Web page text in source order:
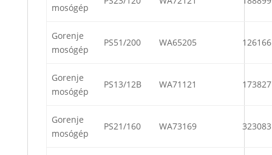
mosógép
Gorenje
mosógép
PS51/200 WA65205 126166
Gorenje
mosógép
PS13/12B WA71121 173827
Gorenje
mosógép
PS21/160 WA73169 323083